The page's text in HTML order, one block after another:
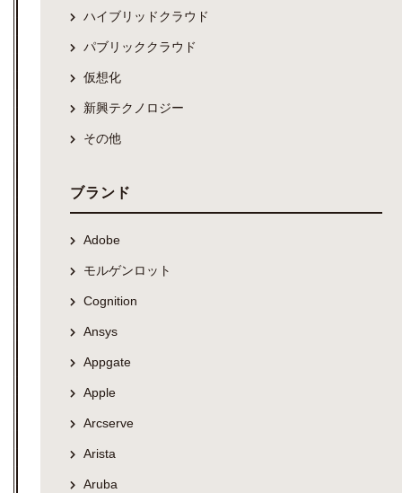
ハイブリッドクラウド
パブリッククラウド
仮想化
新興テクノロジー
その他
ブランド
Adobe
モルゲンロット
Cognition
Ansys
Appgate
Apple
Arcserve
Arista
Aruba